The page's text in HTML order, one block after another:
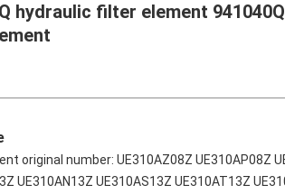
hydraulic filter element
original number: UE310AZ08Z UE310AP08Z
UE310AN13Z UE310AS13Z UE310AT13Z